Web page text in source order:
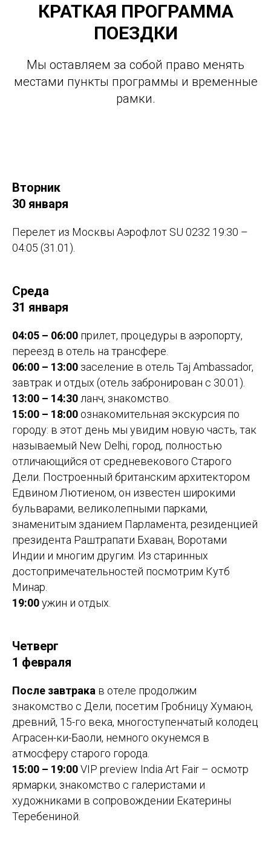
КРАТКАЯ ПРОГРАММА
ПОЕЗДКИ
Мы оставляем за собой право менять
местами пункты программы и временные
рамки.
Вторник
30 января
Перелет из Москвы Аэрофлот SU 0232 19:30 –
04:05 (31.01).
Среда
31 января
04:05 – 06:00 прилет, процедуры в аэропорту,
переезд в отель на трансфере.
06:00 – 13:00 заселение в отель Taj Ambassador,
завтрак и отдых (отель забронирован с 30.01).
13:00 – 14:30 ланч, знакомство.
15:00 – 18:00 ознакомительная экскурсия по
городу: в этот день мы увидим новую часть, так
называемый New Delhi, город, полностью
отличающийся от средневекового Старого
Дели. Построенный британским архитектором
Едвином Лютиеном, он известен широкими
бульварами, великолепными парками,
знаменитым зданием Парламента, резиденцией
президента Раштрапати Бхаван, Воротами
Индии и многим другим. Из старинных
достопримечательностей посмотрим Кутб
Минар.
19:00ужин и отдых.
Четверг
1 февраля
После завтрака в отеле продолжим
знакомство с Дели, посетим Гробницу Хумаюн,
древний, 15-го века, многоступенчатый колодец
Аграсен-ки-Баоли, немного окунемся в
атмосферу старого города.
15:00 – 19:00VIP preview India Art Fair – осмотр
ярмарки, знакомство с галеристами и
художниками в сопровождении Екатерины
Теребениной.